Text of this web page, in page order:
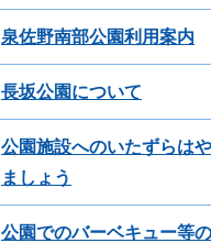
泉佐野南部公園利用案内
長坂公園について
公園施設へのいたずらは
ましょう
公園でのバーベキュー等